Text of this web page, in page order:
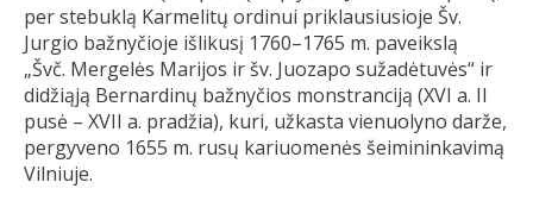
per stebuklą Karmelitų ordinui priklausiusioje Šv.
Jurgio bažnyčioje išlikusį 1760–1765 m. paveikslą
„Švč. Mergelės Marijos ir šv. Juozapo sužadėtuvės“ ir
didžiąją Bernardinų bažnyčios monstranciją (XVI a. II
pusė – XVII a. pradžia), kuri, užkasta vienuolyno darže,
pergyveno 1655 m. rusų kariuomenės šeimininkavimą
Vilniuje.